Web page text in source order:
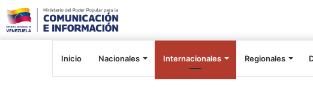
Inicio Nacionales Internacionales Regionales